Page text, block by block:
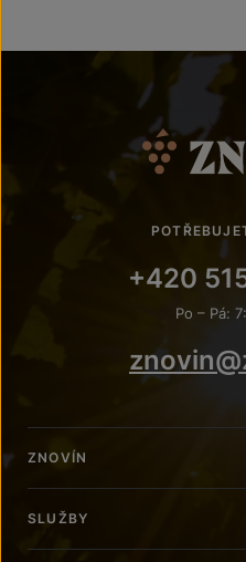
+420
Po – Pá:
ZNOVÍN
SLUŽBY